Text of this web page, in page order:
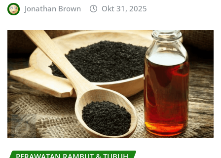
Jonathan Brown Okt 31, 2025